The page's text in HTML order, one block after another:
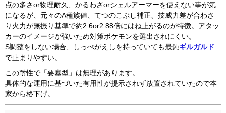
点の多さor物理耐久、かるわざorシェルアーマーを使えない事が気
になるが、元々のA種族値、てつのこぶし補正、技威力差が合わさ
り火力が無振り基準で約2.6or2.88倍にはね上がるのが特徴。アタッ
カーのイメージが強いため対策ポケモンを選出されにくい。
S調整をしない場合、しっぺがえしを持っていても最鈍ギルガルド
で止まりやすい。
この耐性で「要塞型」は無理があります。
具体的な運用に基づいた有用性が提示されず放置されていたので本
家から格下げ。